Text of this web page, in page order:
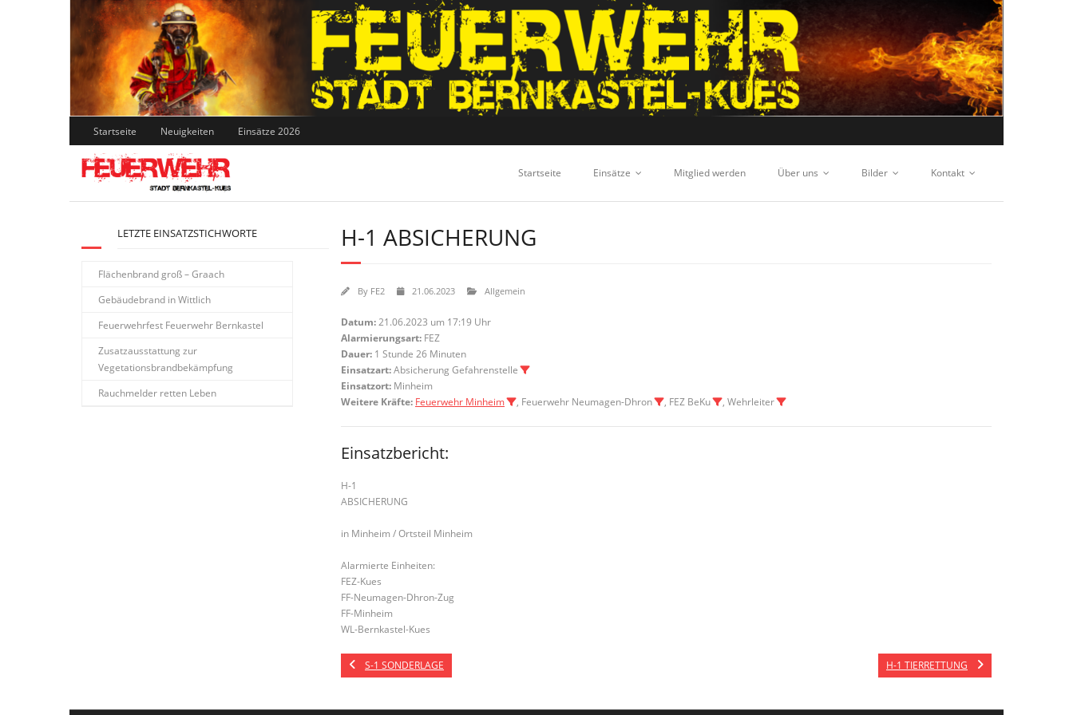
Skip
to
content
Startseite Neuigkeiten Einsätze 2026
Startseite Einsätze Mitglied werden Über uns Bilder Kontakt
H-1 ABSICHERUNG
By FE2 21.06.2023 Allgemein
Datum:21.06.2023 um 17:19 Uhr
Alarmierungsart: FEZ
Dauer: 1 Stunde 26 Minuten
Einsatzart:Absicherung Gefahrenstelle
Einsatzort: Minheim
Weitere Kräfte: Feuerwehr Minheim , Feuerwehr Neumagen-Dhron , FEZ BeKu , Wehrleiter
Einsatzbericht:
H-1
ABSICHERUNG
in Minheim / Ortsteil Minheim
Alarmierte Einheiten:
FEZ-Kues
FF-Neumagen-Dhron-Zug
FF-Minheim
WL-Bernkastel-Kues
S-1 SONDERLAGE H-1 TIERRETTUNG
LETZTE EINSATZSTICHWORTE
Flächenbrand groß – Graach
Gebäudebrand in Wittlich
Feuerwehrfest Feuerwehr Bernkastel
Zusatzausstattung zur
Vegetationsbrandbekämpfung
Rauchmelder retten Leben